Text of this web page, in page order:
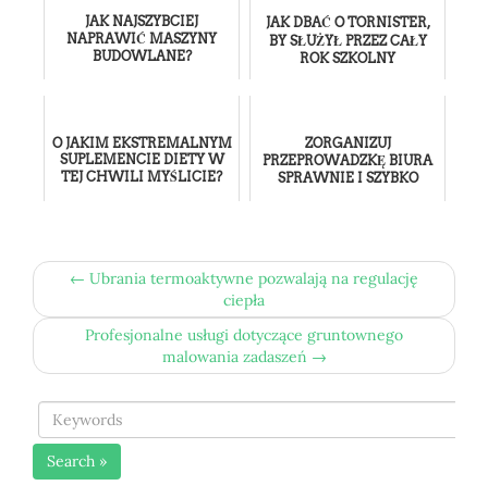
JAK NAJSZYBCIEJ
NAPRAWIĆ MASZYNY
BUDOWLANE?
JAK DBAĆ O TORNISTER,
BY SŁUŻYŁ PRZEZ CAŁY
ROK SZKOLNY
O JAKIM EKSTREMALNYM
SUPLEMENCIE DIETY W
TEJ CHWILI MYŚLICIE?
ZORGANIZUJ
PRZEPROWADZKĘ BIURA
SPRAWNIE I SZYBKO
← Ubrania termoaktywne pozwalają na regulację
ciepła
Profesjonalne usługi dotyczące gruntownego
malowania zadaszeń →
Search »